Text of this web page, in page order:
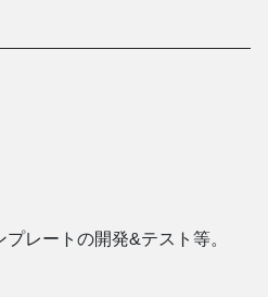
レートの開発&テスト等。